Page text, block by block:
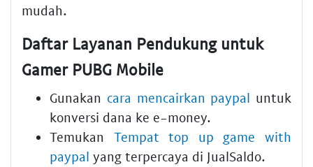
mudah.
Daftar Layanan Pendukung untuk
Gamer PUBG Mobile
Gunakan cara mencairkan paypal untuk
konversi dana ke e-money.
Temukan Tempat top up game with
paypal yang terpercaya di JualSaldo.